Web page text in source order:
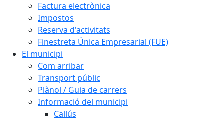
Factura electrònica
Impostos
Reserva d'activitats
Finestreta Única Empresarial (FUE)
El municipi
Com arribar
Transport públic
Plànol / Guia de carrers
Informació del municipi
Callús